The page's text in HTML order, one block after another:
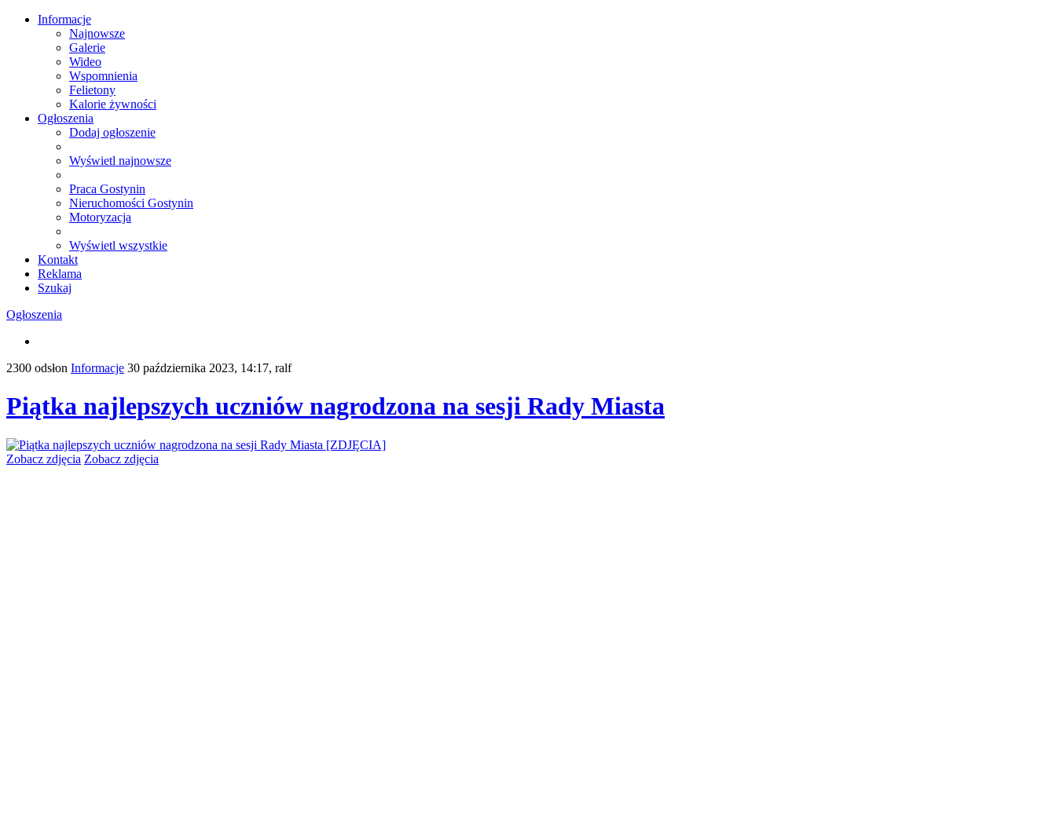
Informacje
Najnowsze
Galerie
Wideo
Wspomnienia
Felietony
Kalorie żywności
Ogłoszenia
Dodaj ogłoszenie
Wyświetl najnowsze
Praca Gostynin
Nieruchomości Gostynin
Motoryzacja
Wyświetl wszystkie
Kontakt
Reklama
Szukaj
Ogłoszenia
2300 odsłon Informacje 30 października 2023, 14:17, ralf
Piątka najlepszych uczniów nagrodzona na sesji Rady Miasta
Zobacz zdjęcia Zobacz zdjęcia